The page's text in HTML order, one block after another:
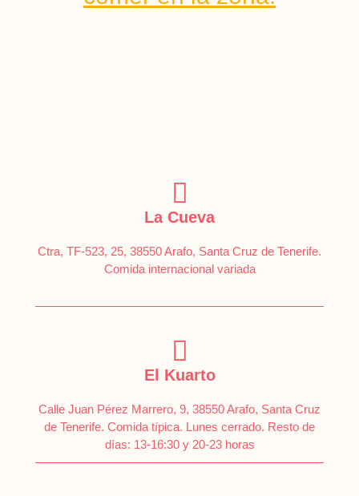
La Cueva
Ctra, TF-523, 25, 38550 Arafo, Santa Cruz de Tenerife.
Comida internacional variada
El Kuarto
Calle Juan Pérez Marrero, 9, 38550 Arafo, Santa Cruz
de Tenerife. Comida típica. Lunes cerrado. Resto de
días: 13-16:30 y 20-23 horas